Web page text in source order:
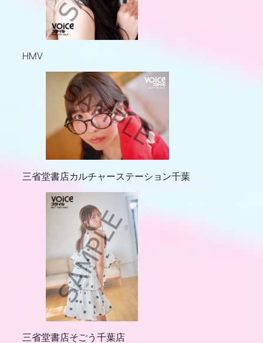
HMV
三省堂書店カルチャーステーション千葉
三省堂書店そごう千葉店